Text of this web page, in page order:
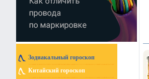
Зодиакальный гороскоп
Китайский гороскоп